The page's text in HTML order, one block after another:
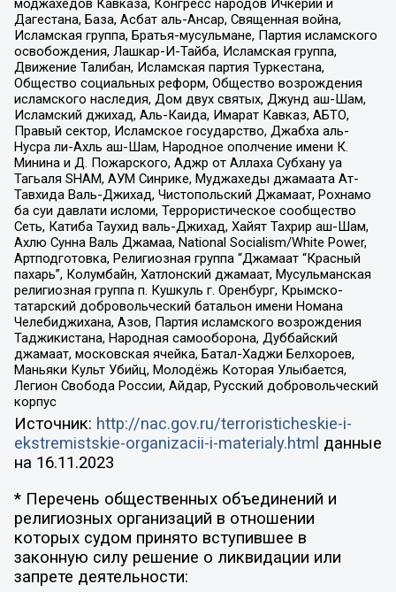
моджахедов Кавказа, Конгресс народов Ичкерии и
Дагестана, База, Асбат аль-Ансар, Священная война,
Исламская группа, Братья-мусульмане, Партия исламского
освобождения, Лашкар-И-Тайба, Исламская группа,
Движение Талибан, Исламская партия Туркестана,
Общество социальных реформ, Общество возрождения
исламского наследия, Дом двух святых, Джунд аш-Шам,
Исламский джихад, Аль-Каида, Имарат Кавказ, АБТО,
Правый сектор, Исламское государство, Джабха аль-
Нусра ли-Ахль аш-Шам, Народное ополчение имени К.
Минина и Д. Пожарского, Аджр от Аллаха Субхану уа
Тагьаля SHAM, АУМ Синрике, Муджахеды джамаата Ат-
Тавхида Валь-Джихад, Чистопольский Джамаат, Рохнамо
ба суи давлати исломи, Террористическое сообщество
Сеть, Катиба Таухид валь-Джихад, Хайят Тахрир аш-Шам,
Ахлю Сунна Валь Джамаа, National Socialism/White Power,
Артподготовка, Религиозная группа “Джамаат “Красный
пахарь”, Колумбайн, Хатлонский джамаат, Мусульманская
религиозная группа п. Кушкуль г. Оренбург, Крымско-
татарский добровольческий батальон имени Номана
Челебиджихана, Азов, Партия исламского возрождения
Таджикистана, Народная самооборона, Дуббайский
джамаат, московская ячейка, Батал-Хаджи Белхороев,
Маньяки Культ Убийц, Молодёжь Которая Улыбается,
Легион Свобода России, Айдар, Русский добровольческий
корпус
Источник: http://nac.gov.ru/terroristicheskie-i-
ekstremistskie-organizacii-i-materialy.html данные
на 16.11.2023
* Перечень общественных объединений и
религиозных организаций в отношении
которых судом принято вступившее в
законную силу решение о ликвидации или
запрете деятельности: